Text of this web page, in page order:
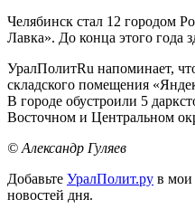
Челябинск стал 12 городом
Лавка». До конца этого года
УралПолитRu напоминает,
складского помещения
В городе обустроили 5
Восточном и Центральном
© Александр Гуляев
Добавьте УралПолит.ру в мои
новостей дня.